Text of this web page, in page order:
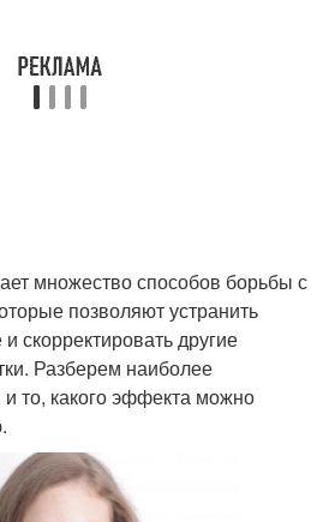
множество способов борьбы с
позволяют устранить
скорректировать другие
Разберем наиболее
то, какого эффекта можно